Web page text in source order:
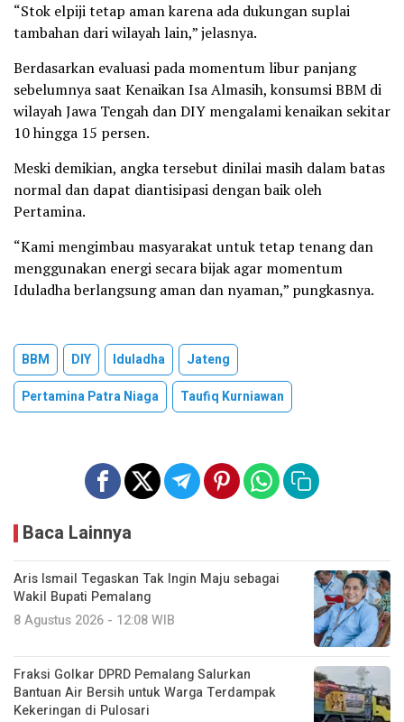
“Stok elpiji tetap aman karena ada dukungan suplai
tambahan dari wilayah lain,” jelasnya.
Berdasarkan evaluasi pada momentum libur panjang
sebelumnya saat Kenaikan Isa Almasih, konsumsi BBM di
wilayah Jawa Tengah dan DIY mengalami kenaikan sekitar
10 hingga 15 persen.
Meski demikian, angka tersebut dinilai masih dalam batas
normal dan dapat diantisipasi dengan baik oleh
Pertamina.
“Kami mengimbau masyarakat untuk tetap tenang dan
menggunakan energi secara bijak agar momentum
Iduladha berlangsung aman dan nyaman,” pungkasnya.
BBM DIY Iduladha
Jateng
Pertamina Patra Niaga
Taufiq Kurniawan
Baca Lainnya
Aris Ismail Tegaskan Tak Ingin Maju sebagai
Wakil Bupati Pemalang
8 Agustus 2026 - 12:08 WIB
Fraksi Golkar DPRD Pemalang Salurkan
Bantuan Air Bersih untuk Warga Terdampak
Kekeringan di Pulosari